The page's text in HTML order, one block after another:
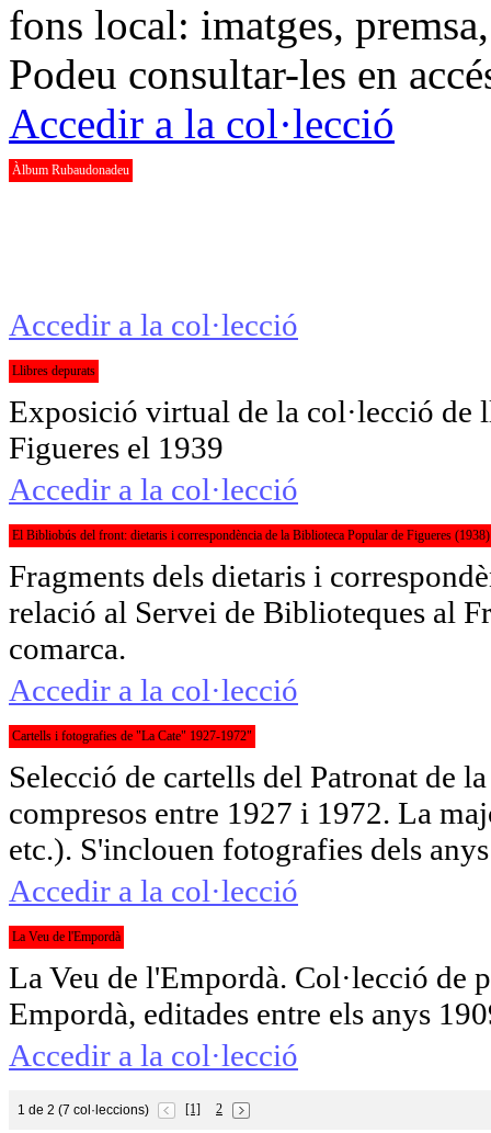
fons local: imatges,
Podeu consultar-les en
Accedir a la col·lecció
Àlbum Rubaudonadeu
Accedir a la col·lecció
Llibres depurats
Exposició virtual de la col·lecció de
Figueres el 1939
Accedir a la col·lecció
El Bibliobús del front: dietaris i correspondència de la Biblioteca Popular de Figueres (1938)
Fragments dels dietaris i
relació al Servei de Biblioteques al
comarca.
Accedir a la col·lecció
Cartells i fotografies de "La Cate" 1927-1972"
Selecció de cartells del Patronat de
compresos entre 1927 i 1972. La
etc.). S'inclouen fotografies dels
Accedir a la col·lecció
La Veu de l'Empordà
La Veu de l'Empordà. Col·lecció de
Empordà, editades entre els anys
Accedir a la col·lecció
1 de 2 (7 col·leccions) [1] 2